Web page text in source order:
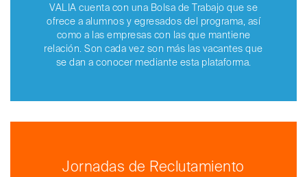
VALIA cuenta con una Bolsa de Trabajo que se
ofrece a alumnos y egresados del programa, así
como a las empresas con las que mantiene
relación. Son cada vez son más las vacantes que
se dan a conocer mediante esta plataforma.
Jornadas de Reclutamiento